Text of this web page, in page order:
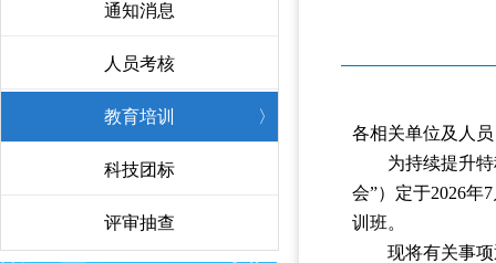
通知消息
人员考核
教育培训 〉
科技团标
评审抽查
各相关单位及人
为持续提升
会”）定于2026年
训班。
现将有关事